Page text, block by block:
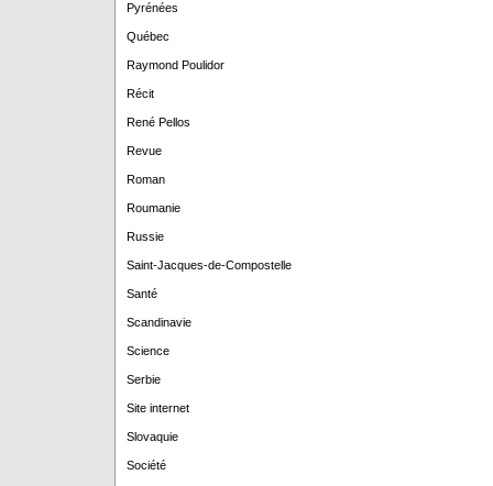
Pyrénées
Québec
Raymond Poulidor
Récit
René Pellos
Revue
Roman
Roumanie
Russie
Saint-Jacques-de-Compostelle
Santé
Scandinavie
Science
Serbie
Site internet
Slovaquie
Société